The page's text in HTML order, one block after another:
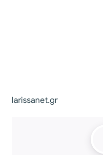
larissanet.gr